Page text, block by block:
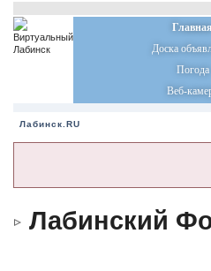
Главная
Доска
Погода
Веб-
Лабинск.RU
Лабинский